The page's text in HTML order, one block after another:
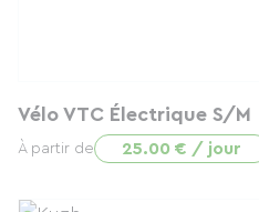
Vélo VTC Électrique S/M
À partir de 25.00 € / jour